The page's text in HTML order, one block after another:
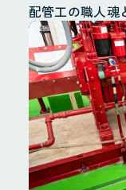
配管工の職人魂